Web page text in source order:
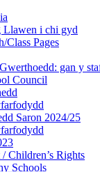
Llawen i chi gyd
Class Pages
gan y
Council
Saron 2024/25
Children’s Rights
Schools